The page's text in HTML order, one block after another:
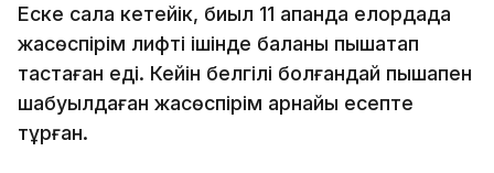
Еске сала кетейік, биыл 11 ақпанда елордада
жасөспірім лифті ішінде баланы пышақтап
тастаған еді. Кейін белгілі болғандай пышақпен
шабуылдаған жасөспірім арнайы есепте
тұрған.